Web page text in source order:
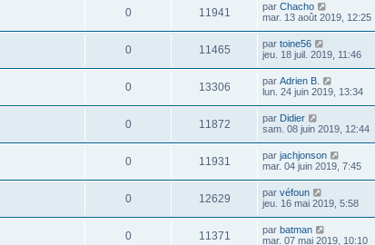
0 11941 par Chacho
mar. 13 août 2019, 12:25
0 11465 par toine56
jeu. 18 juil. 2019, 11:46
0 13306 par Adrien B.
lun. 24 juin 2019, 13:34
0 11872 par Didier
sam. 08 juin 2019, 12:44
0 11931 par jachjonson
mar. 04 juin 2019, 7:45
0 12629 par véfoun
jeu. 16 mai 2019, 5:58
0 11371 par batman
mar. 07 mai 2019, 10:10